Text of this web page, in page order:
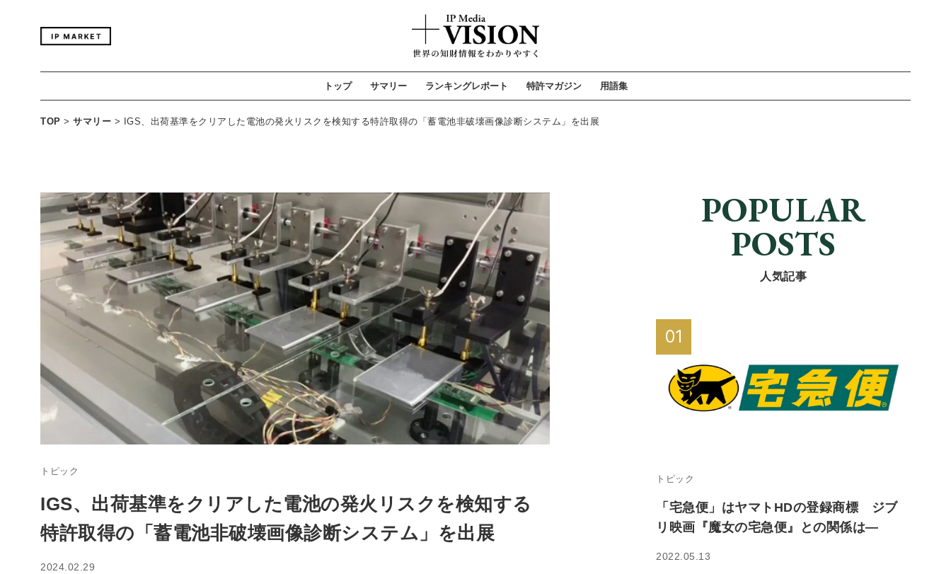
トップ サマリー ランキングレポート 特許マガジン 用語集
TOP > サマリー > IGS、出荷基準をクリアした電池の発火リスクを検知する特許取得の「蓄電池非破壊画像診断システム」を出展
トピック
IGS、出荷基準をクリアした電池の発火リスクを検知する
特許取得の「蓄電池非破壊画像診断システム」を出展
2024.02.29
POPULAR
POSTS
人気記事
トピック
「宅急便」はヤマトHDの登録商標 ジブ
リ映画『魔女の宅急便』との関係は—
2022.05.13